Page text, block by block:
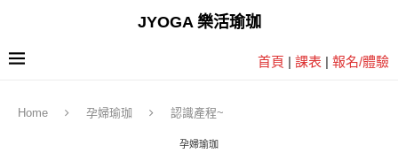
JYOGA 樂活瑜珈
首頁 | 課表 | 報名/體驗
Home 孕婦瑜珈 認識產程~
孕婦瑜珈